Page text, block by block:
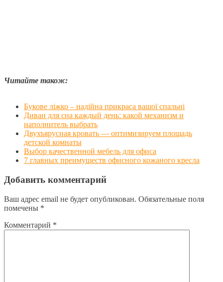
Читайте також:
Букове ліжко – надійна прикраса вашої спальні
Диван для сна каждый день: какой механизм и
наполнитель выбрать
Двухъярусная кровать — оптимизируем площадь
детской комнаты
Выбор качественной мебель для офиса
7 главных преимуществ офисного кожаного кресла
Добавить комментарий
Ваш адрес email не будет опубликован. Обязательные поля
помечены *
Комментарий *